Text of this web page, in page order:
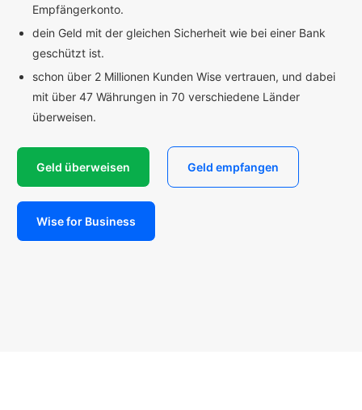
Empfängerkonto.
dein Geld mit der gleichen Sicherheit wie bei einer Bank
geschützt ist.
schon über 2 Millionen Kunden Wise vertrauen, und dabei
mit über 47 Währungen in 70 verschiedene Länder
überweisen.
Geld überweisen Geld empfangen
Wise for Business